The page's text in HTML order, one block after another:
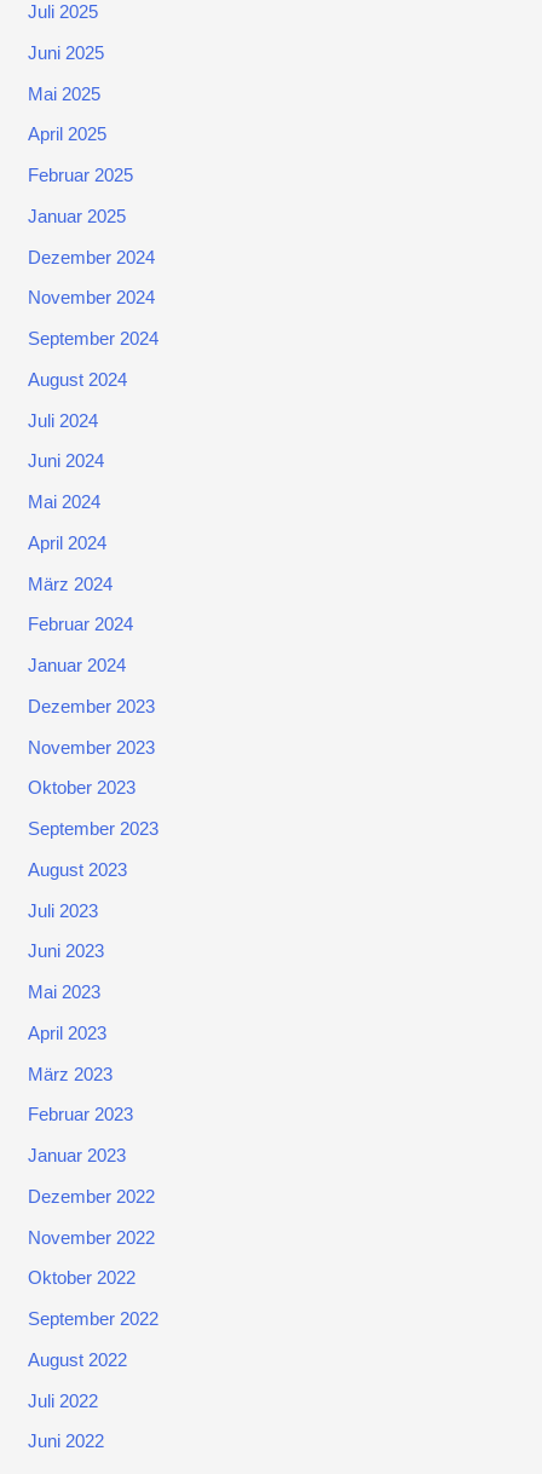
Juli 2025
Juni 2025
Mai 2025
April 2025
Februar 2025
Januar 2025
Dezember 2024
November 2024
September 2024
August 2024
Juli 2024
Juni 2024
Mai 2024
April 2024
März 2024
Februar 2024
Januar 2024
Dezember 2023
November 2023
Oktober 2023
September 2023
August 2023
Juli 2023
Juni 2023
Mai 2023
April 2023
März 2023
Februar 2023
Januar 2023
Dezember 2022
November 2022
Oktober 2022
September 2022
August 2022
Juli 2022
Juni 2022